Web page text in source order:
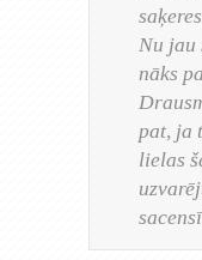
Nu jau
nāks
pat, ja
lielas